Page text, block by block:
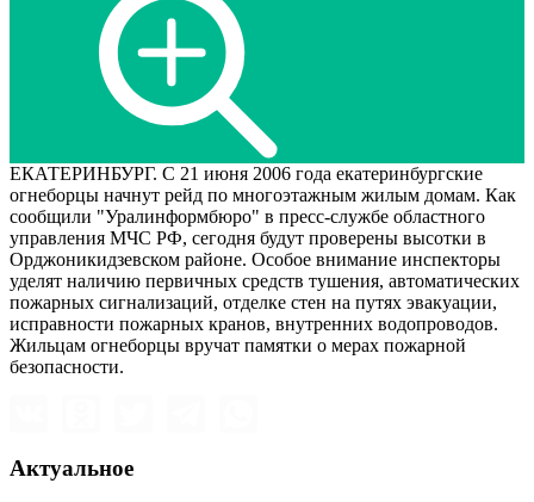
ЕКАТЕРИНБУРГ. С 21 июня 2006 года екатеринбургские
огнеборцы начнут рейд по многоэтажным жилым домам. Как
сообщили "Уралинформбюро" в пресс-службе областного
управления МЧС РФ, сегодня будут проверены высотки в
Орджоникидзевском районе. Особое внимание инспекторы
уделят наличию первичных средств тушения, автоматических
пожарных сигнализаций, отделке стен на путях эвакуации,
исправности пожарных кранов, внутренних водопроводов.
Жильцам огнеборцы вручат памятки о мерах пожарной
безопасности.
Актуальное